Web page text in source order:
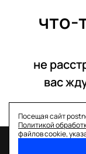
что-
не
вас
Посещая сайт
Политикой
файлов cookie,